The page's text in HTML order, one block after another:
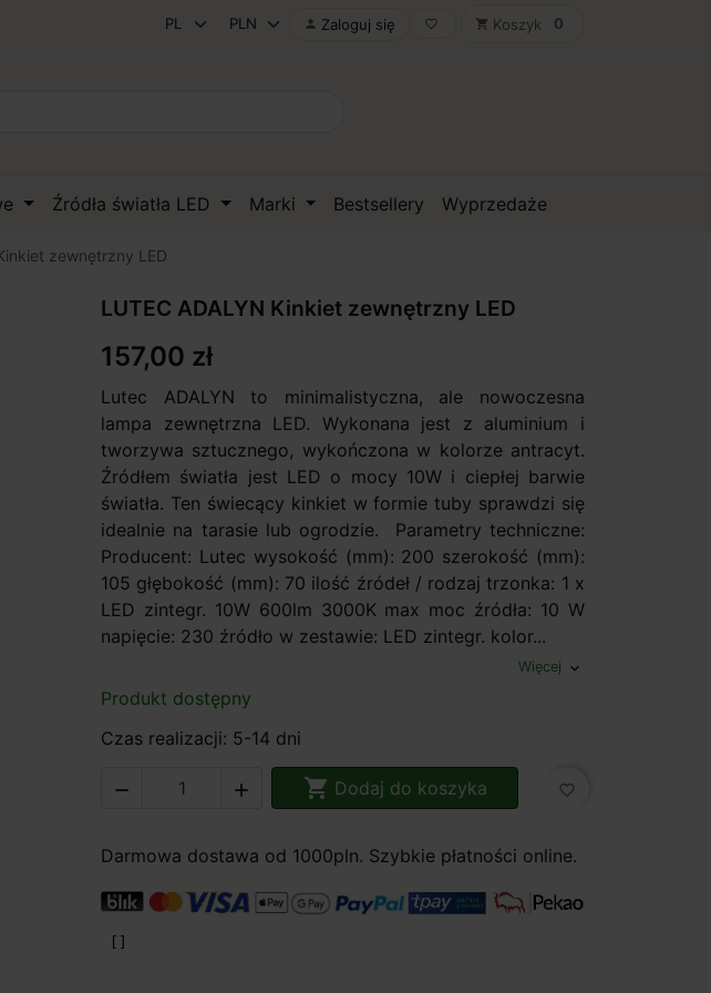
 Zaloguj się favorite_border shopping_cart Koszyk 0
Źródła światła LED Marki Bestsellery Wyprzedaże
zewnętrzny LED
LUTEC ADALYN Kinkiet zewnętrzny LED
157,00 zł
Lutec ADALYN to minimalistyczna, ale nowoczesna
lampa zewnętrzna LED. Wykonana jest z aluminium i
tworzywa sztucznego, wykończona w kolorze antracyt.
Źródłem światła jest LED o mocy 10W i ciepłej barwie
światła. Ten świecący kinkiet w formie tuby sprawdzi się
idealnie na tarasie lub ogrodzie. Parametry techniczne:
Producent: Lutec wysokość (mm): 200 szerokość (mm):
105 głębokość (mm): 70 ilość źródeł / rodzaj trzonka: 1 x
LED zintegr. 10W 600lm 3000K max moc źródła: 10 W
napięcie: 230 źródło w zestawie: LED zintegr. kolor...
Więcej expand_more
Produkt dostępny
Czas realizacji: 5-14 dni
   Dodaj do koszyka favorite_border
Darmowa dostawa od 1000pln. Szybkie płatności online.